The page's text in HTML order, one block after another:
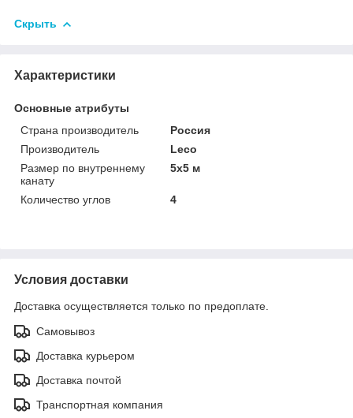
Скрыть
Характеристики
Основные атрибуты
Страна производитель
Россия
Производитель
Leco
Размер по внутреннему
канату
5х5 м
Количество углов 4
Условия доставки
Доставка осуществляется только по предоплате.
Самовывоз
Доставка курьером
Доставка почтой
Транспортная компания